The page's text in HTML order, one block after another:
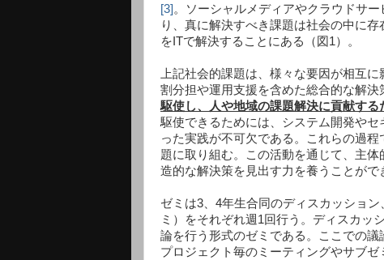
[3] 。ソーシャルメディアやクラウドサ
り、真に解決すべき課題は社会の中に存
をITで解決することにある（図1）。
上記社会的課題は、様々な要因が相互
割分担や運用支援を含めた総合的な解
駆使し、人や地域の課題解決に貢献す
駆使できるためには、システム開発やセ
った実践が不可欠である。これらの過
題に取り組む。この活動を通じて、主
造的な解決策を見出す力を養うことがで
ゼミは3、4年生合同のディスカッショ
ミ）をそれぞれ週1回行う。ディスカッ
論を行う形式のゼミである。ここでの議
プロジェクト毎のミーティングやサブ